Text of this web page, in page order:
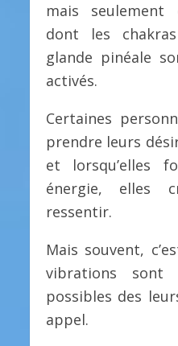
mais seulement
dont les
glande pinéale
activés.
Certaines
prendre leurs
et lorsqu’elles
énergie, elles
ressentir.
Mais souvent,
vibrations sont
possibles des
appel.